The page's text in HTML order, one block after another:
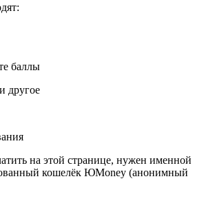
баллы
другое
на этой странице, нужен именной
кошелёк ЮMoney (анонимный